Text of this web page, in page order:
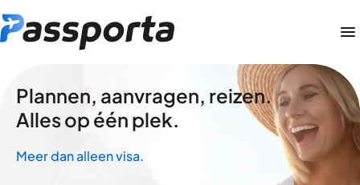
Plannen, aanvragen, reizen.
Alles op één plek.
Meer dan alleen visa.